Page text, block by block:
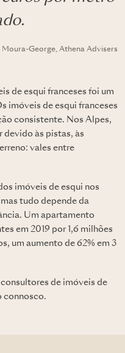
Moura-George, Athena Advisers
de esqui franceses foi um
imóveis de esqui franceses
consistente. Nos Alpes,
devido às pistas, às
vales entre
imóveis de esqui nos
tudo depende da
Um apartamento
em 2019 por 1,6 milhões
um aumento de 62% em 3
de imóveis de
connosco.